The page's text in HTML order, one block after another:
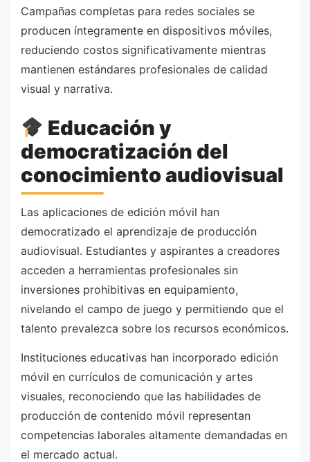
Campañas completas para redes sociales se
producen íntegramente en dispositivos móviles,
reduciendo costos significativamente mientras
mantienen estándares profesionales de calidad
visual y narrativa.
Educación y
democratización del
conocimiento audiovisual
Las aplicaciones de edición móvil han
democratizado el aprendizaje de producción
audiovisual. Estudiantes y aspirantes a creadores
acceden a herramientas profesionales sin
inversiones prohibitivas en equipamiento,
nivelando el campo de juego y permitiendo que el
talento prevalezca sobre los recursos económicos.
Instituciones educativas han incorporado edición
móvil en currículos de comunicación y artes
visuales, reconociendo que las habilidades de
producción de contenido móvil representan
competencias laborales altamente demandadas en
el mercado actual.